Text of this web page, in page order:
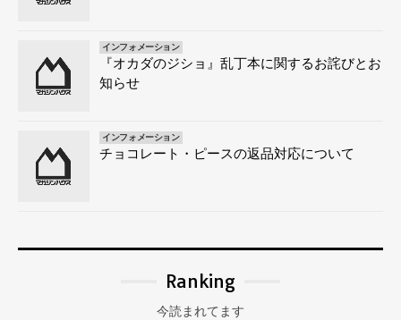
定期刊行物、書籍、デジタルコンテンツ、各種会
調査のご協力や各種イベントへのご参加をお願い
したり、その結果等をご報告するため。
の情報や調査等をお届けするため。
なお、収集した個人情報のうち、市町村などの名
称及び郵便番号、金融機関の名称あるいはクレジ
インフォメーション
『オカダのジショ』乱丁本に関するお詫びとお
知らせ
インフォメーション
チョコレート・ピースの返品対応について
Ranking
今読まれてます